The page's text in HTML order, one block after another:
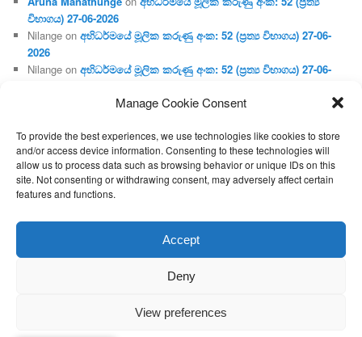
Manage Cookie Consent
To provide the best experiences, we use technologies like cookies to store
and/or access device information. Consenting to these technologies will
allow us to process data such as browsing behavior or unique IDs on this
site. Not consenting or withdrawing consent, may adversely affect certain
features and functions.
Accept
Deny
View preferences
විභාගය) 27-06-2026
Nilange onඅභිධර්මයේ මූලික කරුණු අංක: 52 (ප්‍ර‍ත්‍ය විභාගය) 27-06-
2026
Nilange onඅභිධර්මයේ මූලික කරුණු අංක: 52 (ප්‍ර‍ත්‍ය විභාගය) 27-06-
Aruna Manathungeonඅභිධර්මයේ මූලික කරුණු අංක: 46 (හෘදය,
Gunaratneonඅභිධර්මයේ මූලික කරුණු අංක: 46 (හෘදය, ජීවිත,
ආහාර රූප) 02-05-2026
Proudly powered by WordPress